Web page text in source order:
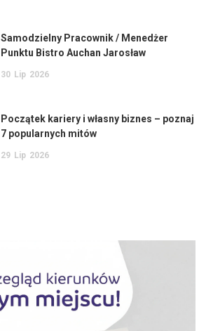
Samodzielny Pracownik / Menedżer
Punktu Bistro Auchan Jarosław
30 Lip 2026
Początek kariery i własny biznes – poznaj
7 popularnych mitów
29 Lip 2026